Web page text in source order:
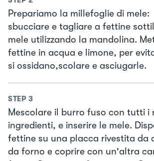
Prepariamo la millefoglie di mele:
sbucciare e tagliare a fettine
mele utilizzando la mandolina.
fettine in acqua e limone, per
si ossidano,scolare e asciugarle.
STEP 3
Mescolare il burro fuso con tutti i
ingredienti, e inserire le mele.
fettine su una placca rivestita da
da forno e coprire con un'altra